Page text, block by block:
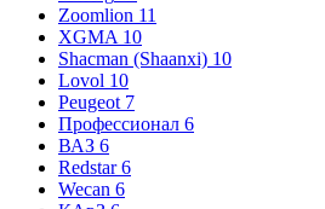
Zoomlion 11
XGMA 10
Shacman (Shaanxi) 10
Lovol 10
Peugeot 7
Профессионал 6
ВАЗ 6
Redstar 6
Wecan 6